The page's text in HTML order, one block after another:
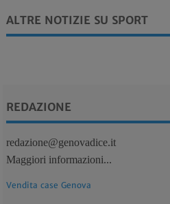
ALTRE NOTIZIE SU SPORT
REDAZIONE
redazione@genovadice.it
Maggiori informazioni...
Vendita case Genova